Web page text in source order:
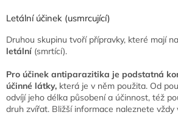
Letální účinek (usmrcující)
Druhou skupinu tvoří přípravky, které mají
letální (smrtící).
Pro účinek antiparazitika je podstatná
účinné látky, která je v něm použita. Od
odvíjí jeho délka působení a účinnost, též
druh zvířat. Bližší informace naleznete vždy